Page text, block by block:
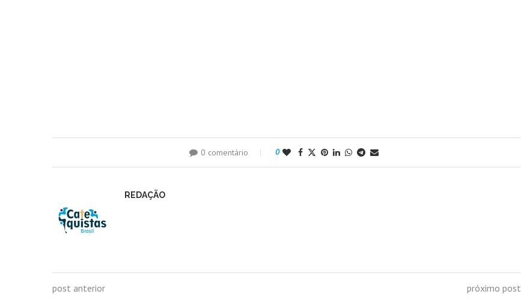
0 comentário 0
REDAÇÃO
post anterior próximo post